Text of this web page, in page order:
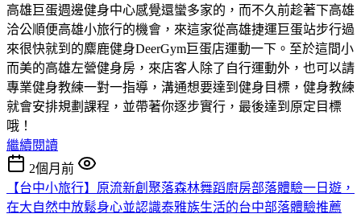
高雄巨蛋週邊健身中心感覺還蠻多家的，而不久前趁著下高雄
洽公順便高雄小旅行的機會，來這家從高雄捷運巨蛋站步行過
來很快就到的麋鹿健身DeerGym巨蛋店運動一下。至於這間小
而美的高雄左營健身房，來店客人除了自行運動外，也可以請
專業健身教練一對一指導，溝通想要達到健身目標，健身教練
就會安排規劃課程，並帶著你逐步實行，最後達到原定目標
哦！
繼續閱讀
2個月前
【台中小旅行】原流新創聚落森林舞蹈廚房部落體驗一日遊，
在大自然中放鬆身心並認識泰雅族生活的台中部落體驗推薦